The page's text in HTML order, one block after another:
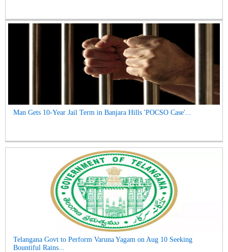
Man Gets 10-Year Jail Term in Banjara Hills 'POCSO Case'...
Telangana Govt to Perform Varuna Yagam on Aug 10 Seeking
Bountiful Rains...